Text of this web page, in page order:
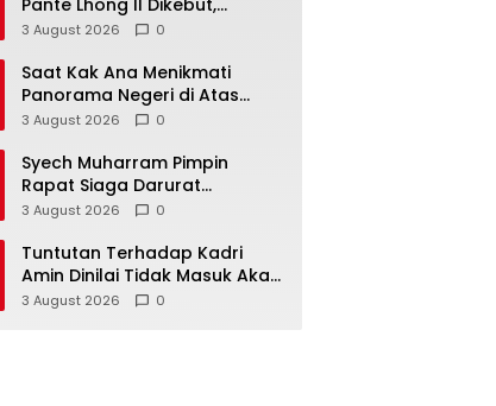
Safrizal Berharap Rampung
3 August 2026 0
Saat Kak Ana Menikmati
Panorama Negeri di Atas
Awan Kilonam Geumpang
3 August 2026 0
Syech Muharram Pimpin
Rapat Siaga Darurat
Antisipasi Kekeringan di Aceh
3 August 2026 0
Tuntutan Terhadap Kadri
Amin Dinilai Tidak Masuk Akal
Banyak Media di Aceh
3 August 2026 0